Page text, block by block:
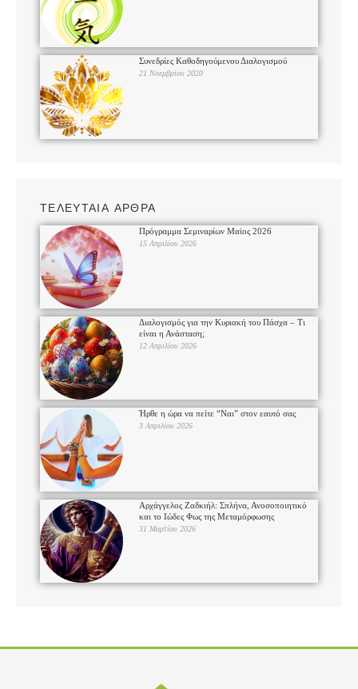
Συνεδρίες Καθοδηγούμενου Διαλογισμού
21 Νοεμβρίου 2020
ΤΕΛΕΥΤΑΙΑ ΑΡΘΡΑ
Πρόγραμμα Σεμιναρίων Μαϊος 2026
15 Απριλίου 2026
Διαλογισμός για την Κυριακή του Πάσχα – Τι
είναι η Ανάσταση;
12 Απριλίου 2026
Ήρθε η ώρα να πείτε “Ναι” στον εαυτό σας
3 Απριλίου 2026
Αρχάγγελος Ζαδκιήλ: Σπλήνα, Ανοσοποιητικό
και το Ιώδες Φως της Μεταμόρφωσης
31 Μαρτίου 2026